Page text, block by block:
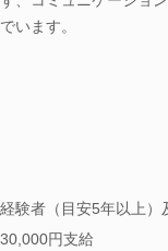
います。
験者（目安5年以上）
円支給